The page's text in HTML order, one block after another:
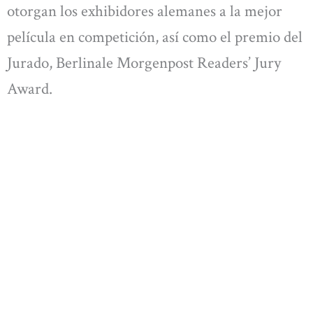
otorgan los exhibidores alemanes a la mejor
película en competición, así como el premio del
Jurado, Berlinale Morgenpost Readers’ Jury
Award.